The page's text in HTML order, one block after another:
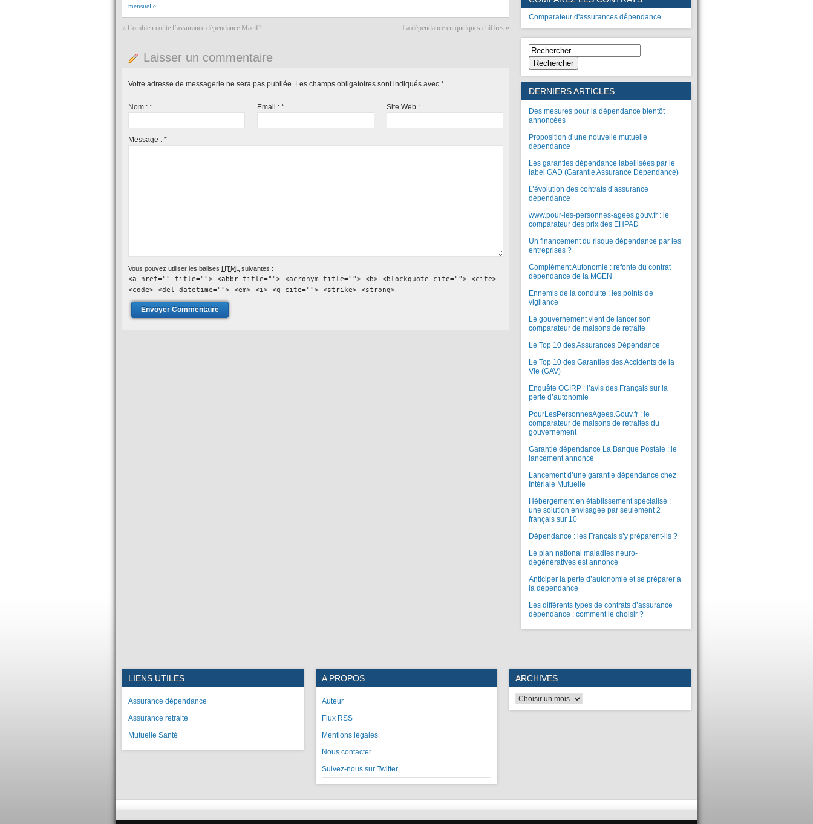
mensuelle
« Combien coûte l’assurance dépendance Macif? La dépendance en quelques chiffres »
Laisser un commentaire
Votre adresse de messagerie ne sera pas publiée. Les champs obligatoires sont indiqués avec *
Nom : * Email :* Site Web :
Message : *
Vous pouvez utiliser les balises HTML suivantes :
<a href="" title=""> <abbr title=""> <acronym title=""> <b> <blockquote cite=""> <cite>
<code> <del datetime=""> <em> <i> <q cite=""> <strike> <strong>
Comparateur d'assurances dépendance
Rechercher
DERNIERS ARTICLES
Des mesures pour la dépendance bientôt
annoncées
Proposition d’une nouvelle mutuelle
dépendance
Les garanties dépendance labellisées par le
label GAD (Garantie Assurance Dépendance)
L’évolution des contrats d’assurance
dépendance
www.pour-les-personnes-agees.gouv.fr : le
comparateur des prix des EHPAD
Un financement du risque dépendance par les
entreprises ?
Complément Autonomie : refonte du contrat
dépendance de la MGEN
Ennemis de la conduite : les points de
vigilance
Le gouvernement vient de lancer son
comparateur de maisons de retraite
Le Top 10 des Assurances Dépendance
Le Top 10 des Garanties des Accidents de la
Vie (GAV)
Enquête OCIRP : l’avis des Français sur la
perte d’autonomie
PourLesPersonnesAgees.Gouv.fr : le
comparateur de maisons de retraites du
gouvernement
Garantie dépendance La Banque Postale : le
lancement annoncé
Lancement d’une garantie dépendance chez
Intériale Mutuelle
Hébergement en établissement spécialisé :
une solution envisagée par seulement 2
français sur 10
Dépendance : les Français s’y préparent-ils ?
Le plan national maladies neuro-
dégénératives est annoncé
Anticiper la perte d’autonomie et se préparer à
la dépendance
Les différents types de contrats d’assurance
dépendance : comment le choisir ?
LIENS UTILES
Assurance dépendance
Assurance retraite
Mutuelle Santé
A PROPOS
Auteur
Flux RSS
Mentions légales
Nous contacter
Suivez-nous sur Twitter
ARCHIVES